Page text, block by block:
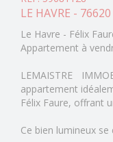
LE HAVRE - 76620
Le Havre - Félix
Appartement à
LEMAISTRE
appartement
Félix Faure, offrant
Ce bien lumineux se